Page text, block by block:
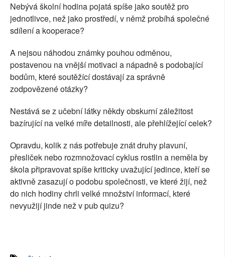
Nebývá školní hodina pojatá spíše jako soutěž pro
jednotlivce, než jako prostředí, v němž probíhá společné
sdílení a kooperace?
A nejsou náhodou známky pouhou odměnou,
postavenou na vnější motivaci a nápadně s podobající
bodům, které soutěžící dostávají za správně
zodpovězené otázky?
Nestává se z učební látky někdy obskurní záležitost
bazírující na velké míře detailnosti, ale přehlížející celek?
Opravdu, kolik z nás potřebuje znát druhy plavuní,
přesliček nebo rozmnožovací cyklus rostlin a neměla by
škola připravovat spíše kriticky uvažující jedince, kteří se
aktivně zasazují o podobu společnosti, ve které žijí, než
do nich hodiny chrli velké množství informací, které
nevyužijí jinde než v pub quizu?